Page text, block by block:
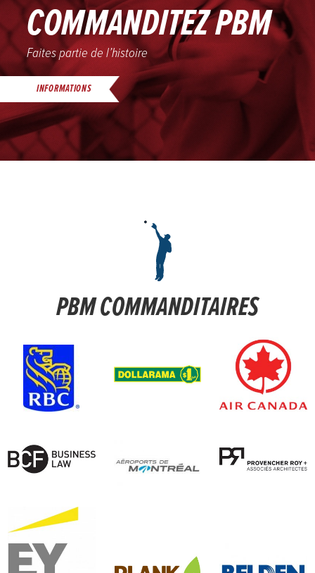
COMMANDITEZ PBM
Faites partie de l’histoire
INFORMATIONS
PBM COMMANDITAIRES